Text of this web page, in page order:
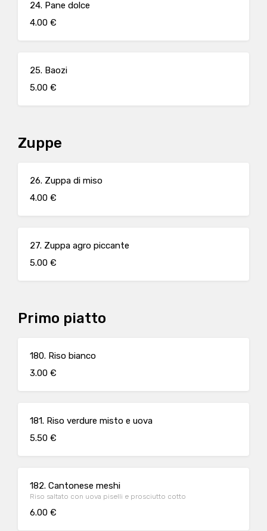
24. Pane dolce
4.00 €
25. Baozi
5.00 €
Zuppe
26. Zuppa di miso
4.00 €
27. Zuppa agro piccante
5.00 €
Primo piatto
180. Riso bianco
3.00 €
181. Riso verdure misto e uova
5.50 €
182. Cantonese meshi
Riso saltato con uova piselli e prosciutto cotto
6.00 €